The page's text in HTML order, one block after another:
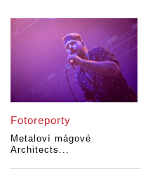
Fotoreporty
Metaloví mágové
Architects...